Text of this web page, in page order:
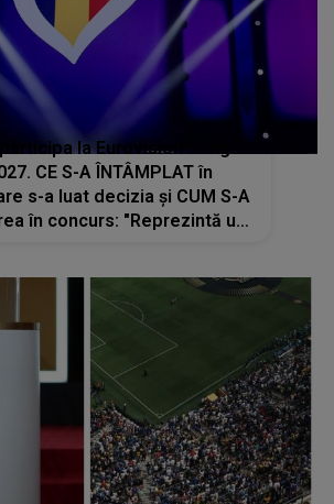
la Eurovision Song
CE S-A ÎNTÂMPLAT în
s-a luat decizia și CUM S-A
în concurs: "Reprezintă un